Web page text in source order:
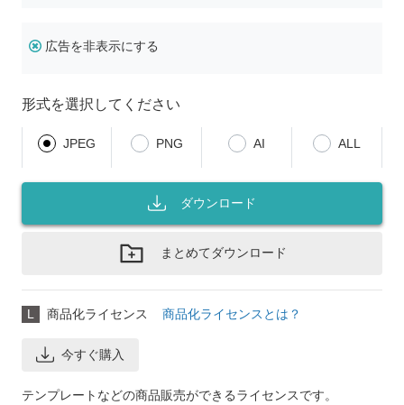
広告を非表示にする
形式を選択してください
JPEG PNG AI ALL
ダウンロード
まとめてダウンロード
L 商品化ライセンス 商品化ライセンスとは？
今すぐ購入
テンプレートなどの商品販売ができるライセンスです。